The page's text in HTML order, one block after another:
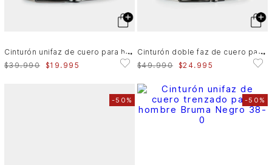
C
inturón unifaz de cuero para hombre Sand
$39.990 $19 . 995
C
inturón doble faz de cuero para hombre Nila
$49.990 $24. 995
-50% -50%